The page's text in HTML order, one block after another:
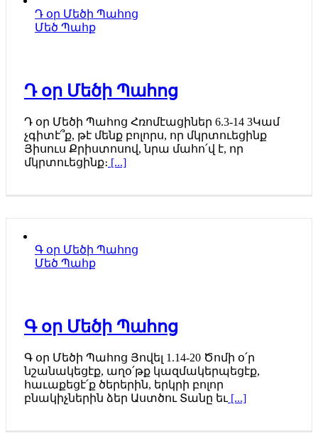
Դ օր Մեծի Պահոց
Մեծ Պահք
Դ օր Մեծի Պահոց
Դ օր Մեծի Պահոց Հռոմէացիներ 6.3-14 3Կամ
չգիտէ՞ք, թէ մենք բոլորս, որ մկրտուեցինք
Յիսուս Քրիստոսով, նրա մահո՛վ է, որ
մկրտուեցինք։ [...]
Գ օր Մեծի Պահոց
Մեծ Պահք
Գ օր Մեծի Պահոց
Գ օր Մեծի Պահոց Յովել 1.14‐20 Ծոմի օ՛ր
նշանակեցէք, աղօ՛թք կազմակերպեցէք,
հաւաքեցէ՛ք ծերերին, երկրի բոլոր
բնակիչներին ձեր Աստծու Տանը եւ [...]